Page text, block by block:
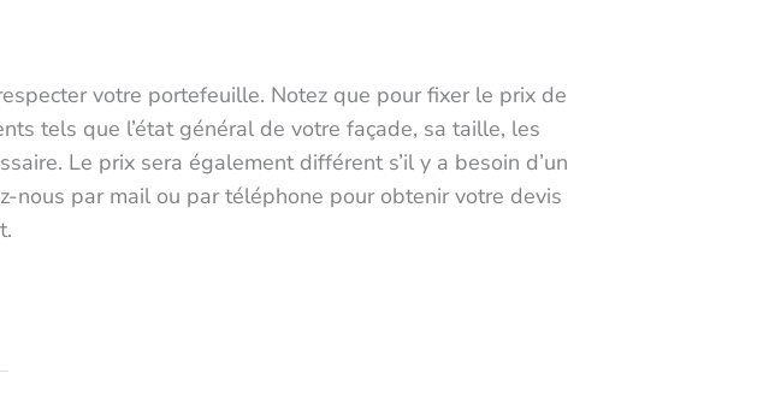
votre portefeuille. Notez que pour fixer le prix de
tels que l’état général de votre façade, sa taille, les
Le prix sera également différent s’il y a besoin d’un
nous par mail ou par téléphone pour obtenir votre devis